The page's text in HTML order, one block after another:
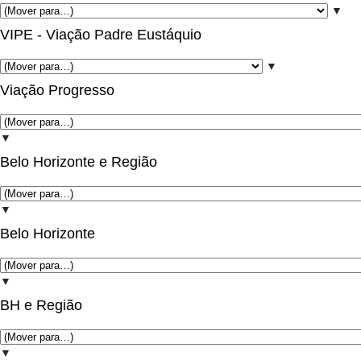
▼
VIPE - Viação Padre Eustáquio
▼
Viação Progresso
▼
Belo Horizonte e Região
▼
Belo Horizonte
▼
BH e Região
▼